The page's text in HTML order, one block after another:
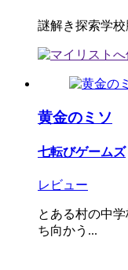
謎解き探索学
黄金のミソ
七転びゲームズ
レビュー
とある村の中
ち向かう...